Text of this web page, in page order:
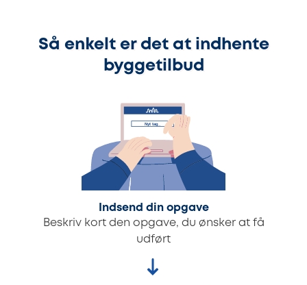
Så enkelt er det at indhente
byggetilbud
Indsend din opgave
Beskriv kort den opgave, du ønsker at få
udført